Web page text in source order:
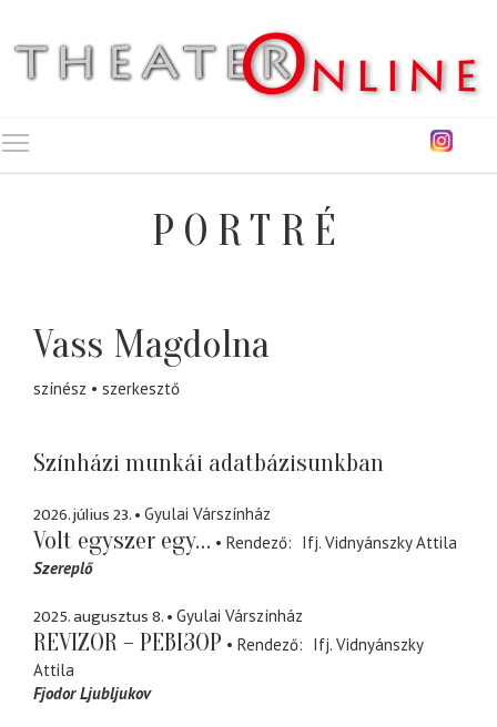
PORTRÉ
Vass Magdolna
színész szerkesztő
Színházi munkái adatbázisunkban
2026. július 23. Gyulai Várszínház
Volt egyszer egy… Rendező
Ifj. Vidnyánszky Attila
Szereplő
2025. augusztus 8. Gyulai Várszínház
REVIZOR – РЕВІЗОР Rendező
Ifj. Vidnyánszky
Attila
Fjodor Ljubljukov